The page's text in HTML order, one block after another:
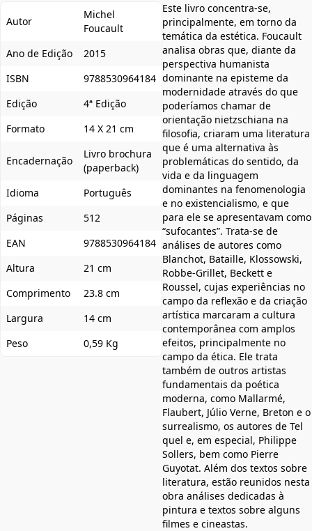
Autor
Michel
Foucault
Ano de Edição
2015
ISBN
9788530964184
Edição
4ª Edição
Formato
14 X 21 cm
Encadernação
Livro brochura
(paperback)
Idioma
Português
Páginas
512
EAN
9788530964184
Altura
21 cm
Comprimento
23.8 cm
Largura
14 cm
Peso
0,59 Kg
Este livro concentra-se,
principalmente, em torno da
temática da estética. Foucault
analisa obras que, diante da
perspectiva humanista
dominante na episteme da
modernidade através do que
poderíamos chamar de
orientação nietzschiana na
filosofia, criaram uma literatura
que é uma alternativa às
problemáticas do sentido, da
vida e da linguagem
dominantes na fenomenologia
e no existencialismo, e que
para ele se apresentavam como
“sufocantes”. Trata-se de
análises de autores como
Blanchot, Bataille, Klossowski,
Robbe-Grillet, Beckett e
Roussel, cujas experiências no
campo da reflexão e da criação
artística marcaram a cultura
contemporânea com amplos
efeitos, principalmente no
campo da ética. Ele trata
também de outros artistas
fundamentais da poética
moderna, como Mallarmé,
Flaubert, Júlio Verne, Breton e o
surrealismo, os autores de Tel
quel e, em especial, Philippe
Sollers, bem como Pierre
Guyotat. Além dos textos sobre
literatura, estão reunidos nesta
obra análises dedicadas à
pintura e textos sobre alguns
filmes e cineastas.